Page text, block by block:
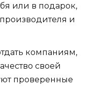
или в подарок,
и
компаниям,
своей
проверенные